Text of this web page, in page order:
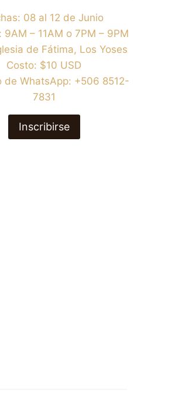
08 al 12 de Junio
9AM – 11AM o 7PM – 9PM
de Fátima, Los Yoses
Costo: $10 USD
de WhatsApp: +506 8512-
7831
Inscribirse